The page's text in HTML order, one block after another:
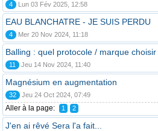
4 Lun 03 Fév 2025, 12:58
EAU BLANCHATRE - JE SUIS PERDU
4 Mer 20 Nov 2024, 11:18
Balling : quel protocole / marque choisir
11 Jeu 14 Nov 2024, 11:40
Magnésium en augmentation
32 Jeu 24 Oct 2024, 07:49
Aller à la page: 1 2
J'en ai rêvé Sera l'a fait...